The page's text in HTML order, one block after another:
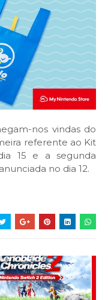
nos vindas do
referente ao Kit
15 e a segunda
no dia 12.